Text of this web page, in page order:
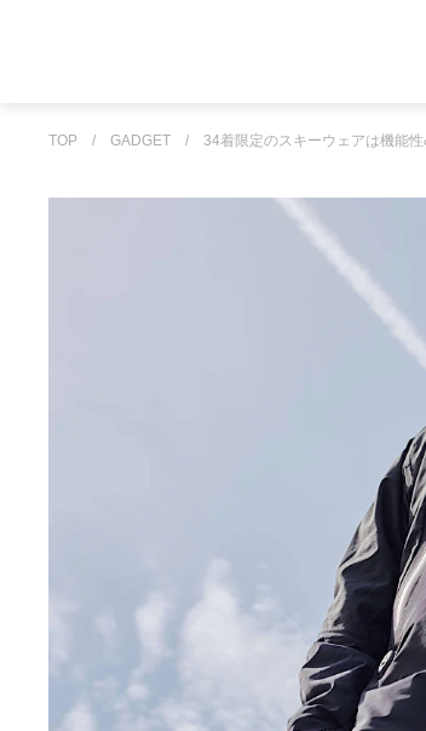
TOP / GADGET / 34着限定のスキーウェアは機能